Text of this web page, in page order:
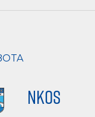
NKOS